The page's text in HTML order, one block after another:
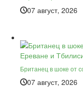
07 август, 2026
Британец в шоке от
07 август, 2026